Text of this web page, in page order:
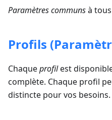
Paramètres communsà
Profils
Chaqueprofilest
complète. Chaque profil
distincte pour vos besoins.